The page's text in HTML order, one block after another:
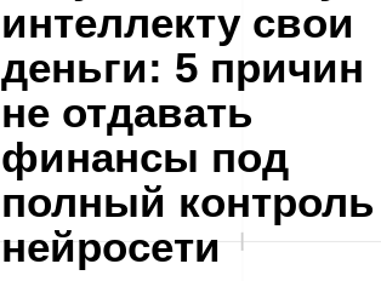
интеллекту свои
деньги: 5 причин
не отдавать
финансы под
полный контроль
нейросети